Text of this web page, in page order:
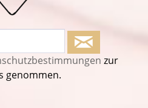
zur
genommen.